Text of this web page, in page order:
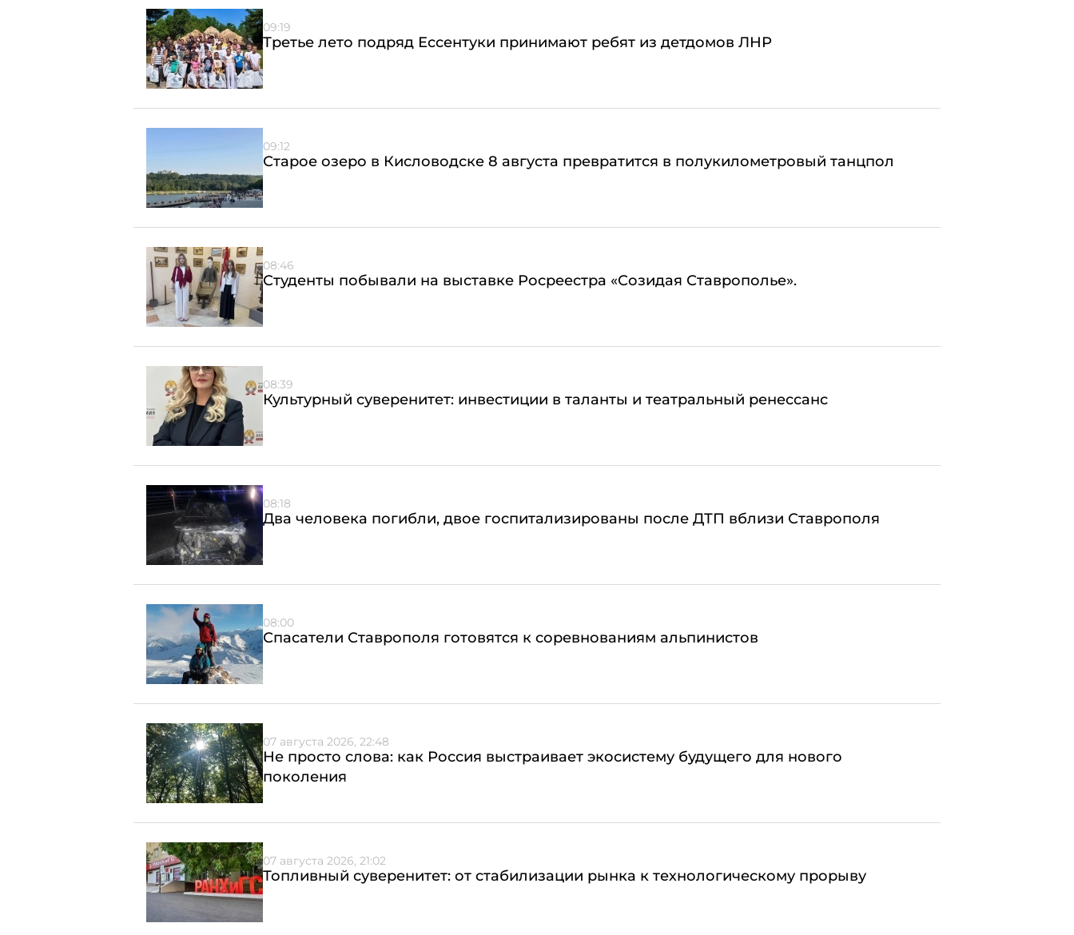
09:19
Третье лето подряд Ессентуки принимают ребят из детдомов ЛНР
09:12
Старое озеро в Кисловодске 8 августа превратится в полукилометровый танцпол
08:46
Студенты побывали на выставке Росреестра «Созидая Ставрополье».
08:39
Культурный суверенитет: инвестиции в таланты и театральный ренессанс
08:18
Два человека погибли, двое госпитализированы после ДТП вблизи Ставрополя
08:00
Спасатели Ставрополя готовятся к соревнованиям альпинистов
07 августа 2026, 22:48
Не просто слова: как Россия выстраивает экосистему будущего для нового
поколения
07 августа 2026, 21:02
Топливный суверенитет: от стабилизации рынка к технологическому прорыву